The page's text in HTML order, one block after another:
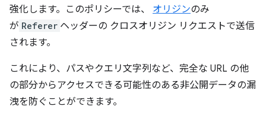
強化します。このポリシーでは、 オリジンのみ
が Referer ヘッダーの クロスオリジン リクエストで送信
されます。
これにより、パスやクエリ文字列など、完全な URL の他
の部分からアクセスできる可能性のある非公開データの漏
洩を防ぐことができます。